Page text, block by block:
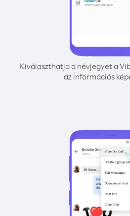
Kiválaszthatja a névjegyet a
az információs